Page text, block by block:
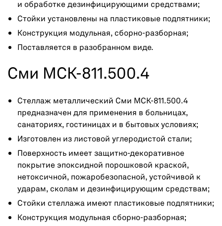
и обработке дезинфицирующими средствами;
Стойки установлены на пластиковые подпятники;
Конструкция модульная, сборно-разборная;
Поставляется в разобранном виде.
Сми МСК-811.500.4
Стеллаж металлический Сми МСК-811.500.4
предназначен для применения в больницах,
санаториях, гостиницах и в бытовых условиях;
Изготовлен из листовой углеродистой стали;
Поверхность имеет защитно-декоративное
покрытие эпоксидной порошковой краской,
нетоксичной, пожаробезопасной, устойчивой к
ударам, сколам и дезинфицирующим средствам;
Стойки стеллажа имеют пластиковые подпятники;
Конструкция модульная сборно-разборная;